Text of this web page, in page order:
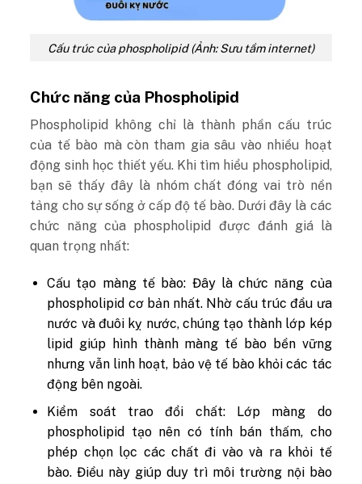
Cấu trúc của phospholipid (Ảnh: Sưu tầm internet)
Chức năng của Phospholipid
Phospholipid không chỉ là thành phần cấu trúc
của tế bào mà còn tham gia sâu vào nhiều hoạt
động sinh học thiết yếu. Khi tìm hiểu phospholipid,
bạn sẽ thấy đây là nhóm chất đóng vai trò nền
tảng cho sự sống ở cấp độ tế bào. Dưới đây là các
chức năng của phospholipid được đánh giá là
quan trọng nhất:
Cấu tạo màng tế bào: Đây là chức năng của
phospholipid cơ bản nhất. Nhờ cấu trúc đầu ưa
nước và đuôi kỵ nước, chúng tạo thành lớp kép
lipid giúp hình thành màng tế bào bền vững
nhưng vẫn linh hoạt, bảo vệ tế bào khỏi các tác
động bên ngoài.
Kiểm soát trao đổi chất: Lớp màng do
phospholipid tạo nên có tính bán thấm, cho
phép chọn lọc các chất đi vào và ra khỏi tế
bào. Điều này giúp duy trì môi trường nội bào